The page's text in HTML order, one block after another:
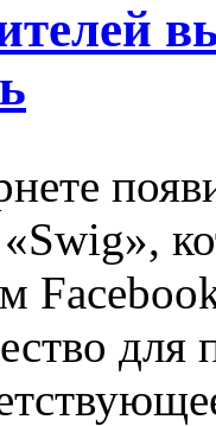
для